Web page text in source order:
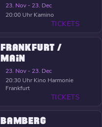
23. Nov - 23. Dec
20:00 Uhr Kamino
TICKETS
FRANKFURT /
MAIN
23. Nov - 23. Dec
20:30 Uhr Kino Harmonie
Frankfurt
TICKETS
BAMBERG